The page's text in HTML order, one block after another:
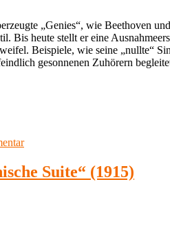
„Genies“, wie Beethoven
Bis heute stellt er eine
Beispiele, wie seine „nullte“
gesonnenen Zuhörern
zu
Lieblingsmusik
72:Suite“ (1915)